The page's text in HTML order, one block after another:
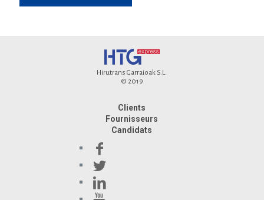
Hirutrans Garraioak S.L.
© 2019
Clients
Fournisseurs
Candidats